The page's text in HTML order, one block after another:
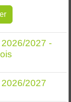
2027 -
2027